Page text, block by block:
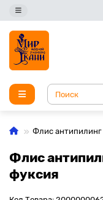
Флис антипилинг
Флис
фуксия